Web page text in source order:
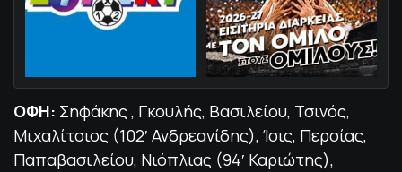
ΟΦΗ: Σηφάκης , Γκουλής, Βασιλείου, Τσινός,
Μιχαλίτσιος (102′ Ανδρεανίδης), Ίσις, Περσίας,
Παπαβασιλείου, Νιόπλιας (94′ Καριώτης),